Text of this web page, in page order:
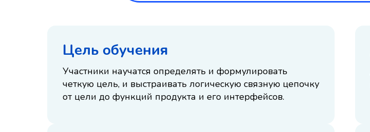
Цель обучения
Участники научатся определять и формулировать
четкую цель, и выстраивать логическую связную цепочку
от цели до функций продукта и его интерфейсов.